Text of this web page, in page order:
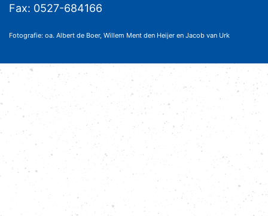
Fax: 0527-684166
Fotografie: oa. Albert de Boer, Willem Ment den Heijer en Jacob van Urk